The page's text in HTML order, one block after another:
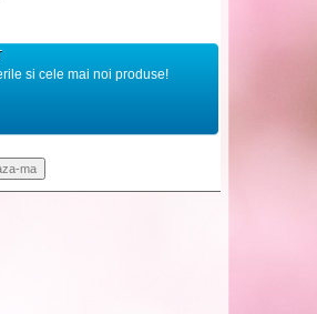
si cele mai noi produse!